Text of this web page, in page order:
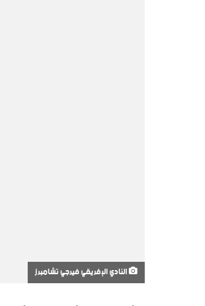
النادي الإفريقي فيرجي تشامبرز